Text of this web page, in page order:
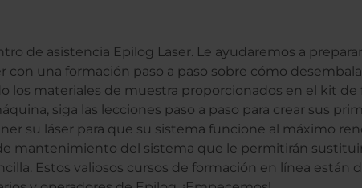
de asistencia Epilog Laser. Le ayudaremos a
con una formación paso a paso sobre cómo
los materiales de muestra proporcionados en el kit de
siga las lecciones paso a paso para crear sus
su láser para que su sistema funcione al máximo
mantenimiento del sistema que le permitirán
Estos valiosos cursos de formación en línea están